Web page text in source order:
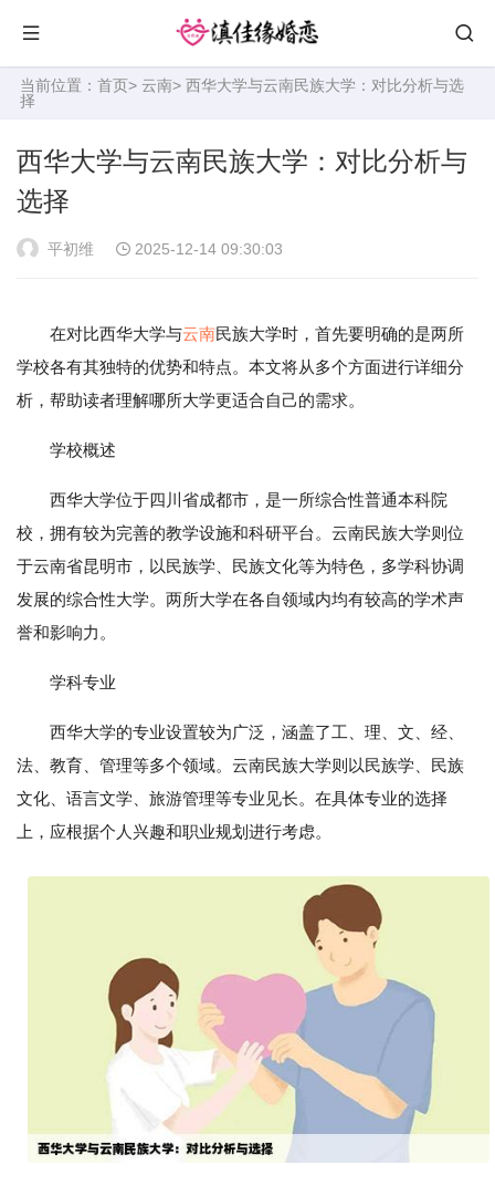
当前位置： 首页> 云南> 西华大学与云南民族大学：对比分析与选
择
西华大学与云南民族大学：对比分析与
选择
平初维 2025-12-14 09:30:03
在对比西华大学与云南民族大学时，首先要明确的是两所
学校各有其独特的优势和特点。本文将从多个方面进行详细分
析，帮助读者理解哪所大学更适合自己的需求。
学校概述
西华大学位于四川省成都市，是一所综合性普通本科院
校，拥有较为完善的教学设施和科研平台。云南民族大学则位
于云南省昆明市，以民族学、民族文化等为特色，多学科协调
发展的综合性大学。两所大学在各自领域内均有较高的学术声
誉和影响力。
学科专业
西华大学的专业设置较为广泛，涵盖了工、理、文、经、
法、教育、管理等多个领域。云南民族大学则以民族学、民族
文化、语言文学、旅游管理等专业见长。在具体专业的选择
上，应根据个人兴趣和职业规划进行考虑。